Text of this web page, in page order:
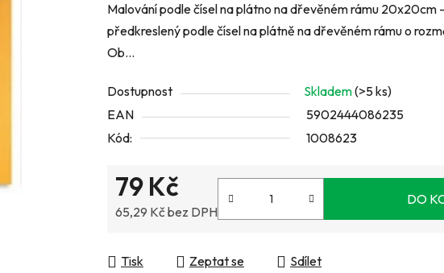
je
0,0
z
hvězdiček.
Malování podle čísel na plátno na dřevěném rámu 20x20cm
předkreslený podle čísel na plátně na dřevěném rámu o
Ob...
Dostupnost Skladem(>5 ks)
EAN
5902444086235
Kód:
1008623
79 Kč
65,29 Kč bez DPH
DO
Tisk Zeptat se Sdílet